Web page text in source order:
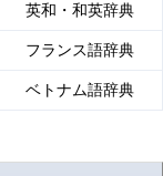
英和・和英辞典
フランス語辞典
ベトナム語辞典